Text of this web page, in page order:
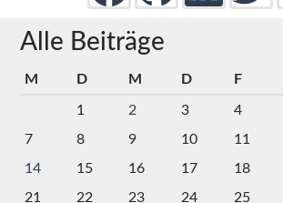
Alle Beiträge
M D M D F
1 2 3 4
7
8 9 10 11
14
15 16 17 18
21
22 23 24 25